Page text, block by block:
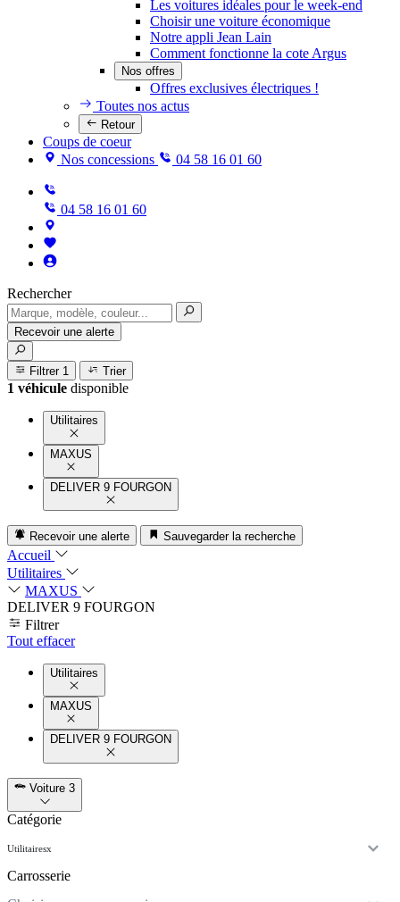
Les voitures idéales pour le week-end
Choisir une voiture économique
Notre appli Jean Lain
Comment fonctionne la cote Argus
Nos offres
Offres exclusives électriques !
Toutes nos actus
Retour
Coups de coeur
Nos concessions
04 58 16 01 60
04 58 16 01 60
Rechercher
Recevoir une alerte
Filtrer 1 Trier
1 véhicule disponible
Utilitaires
MAXUS
DELIVER 9 FOURGON
Recevoir une alerte Sauvegarder la recherche
Accueil
Utilitaires
MAXUS
DELIVER 9 FOURGON
Filtrer
Tout effacer
Utilitaires
MAXUS
DELIVER 9 FOURGON
Voiture 3
Catégorie
Utilitairesx
Carrosserie